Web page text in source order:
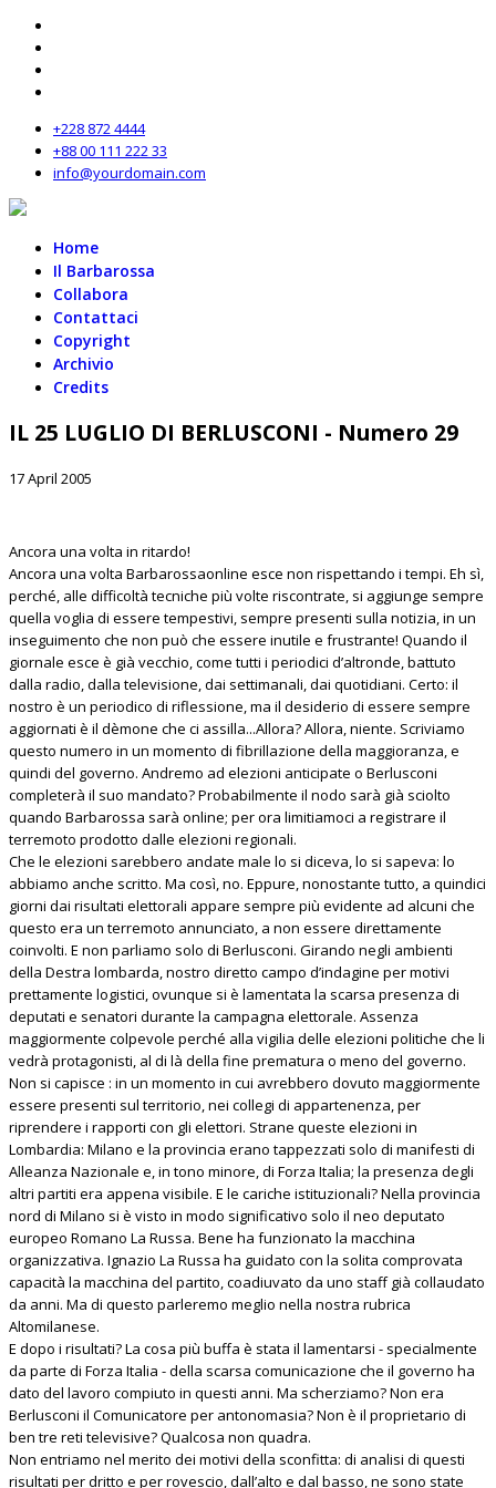
+228 872 4444
+88 00 111 222 33
info@yourdomain.com
Home
Il Barbarossa
Collabora
Contattaci
Copyright
Archivio
Credits
IL 25 LUGLIO DI BERLUSCONI - Numero 29
17 April 2005
Ancora una volta in ritardo!
Ancora una volta Barbarossaonline esce non rispettando i tempi. Eh sì,
perché, alle difficoltà tecniche più volte riscontrate, si aggiunge sempre
quella voglia di essere tempestivi, sempre presenti sulla notizia, in un
inseguimento che non può che essere inutile e frustrante! Quando il
giornale esce è già vecchio, come tutti i periodici d’altronde, battuto
dalla radio, dalla televisione, dai settimanali, dai quotidiani. Certo: il
nostro è un periodico di riflessione, ma il desiderio di essere sempre
aggiornati è il dèmone che ci assilla...Allora? Allora, niente. Scriviamo
questo numero in un momento di fibrillazione della maggioranza, e
quindi del governo. Andremo ad elezioni anticipate o Berlusconi
completerà il suo mandato? Probabilmente il nodo sarà già sciolto
quando Barbarossa sarà online; per ora limitiamoci a registrare il
terremoto prodotto dalle elezioni regionali.
Che le elezioni sarebbero andate male lo si diceva, lo si sapeva: lo
abbiamo anche scritto. Ma così, no. Eppure, nonostante tutto, a quindici
giorni dai risultati elettorali appare sempre più evidente ad alcuni che
questo era un terremoto annunciato, a non essere direttamente
coinvolti. E non parliamo solo di Berlusconi. Girando negli ambienti
della Destra lombarda, nostro diretto campo d’indagine per motivi
prettamente logistici, ovunque si è lamentata la scarsa presenza di
deputati e senatori durante la campagna elettorale. Assenza
maggiormente colpevole perché alla vigilia delle elezioni politiche che li
vedrà protagonisti, al di là della fine prematura o meno del governo.
Non si capisce : in un momento in cui avrebbero dovuto maggiormente
essere presenti sul territorio, nei collegi di appartenenza, per
riprendere i rapporti con gli elettori. Strane queste elezioni in
Lombardia: Milano e la provincia erano tappezzati solo di manifesti di
Alleanza Nazionale e, in tono minore, di Forza Italia; la presenza degli
altri partiti era appena visibile. E le cariche istituzionali? Nella provincia
nord di Milano si è visto in modo significativo solo il neo deputato
europeo Romano La Russa. Bene ha funzionato la macchina
organizzativa. Ignazio La Russa ha guidato con la solita comprovata
capacità la macchina del partito, coadiuvato da uno staff già collaudato
da anni. Ma di questo parleremo meglio nella nostra rubrica
Altomilanese.
E dopo i risultati? La cosa più buffa è stata il lamentarsi - specialmente
da parte di Forza Italia - della scarsa comunicazione che il governo ha
dato del lavoro compiuto in questi anni. Ma scherziamo? Non era
Berlusconi il Comunicatore per antonomasia? Non è il proprietario di
ben tre reti televisive? Qualcosa non quadra.
Non entriamo nel merito dei motivi della sconfitta: di analisi di questi
risultati per dritto e per rovescio, dall’alto e dal basso, ne sono state